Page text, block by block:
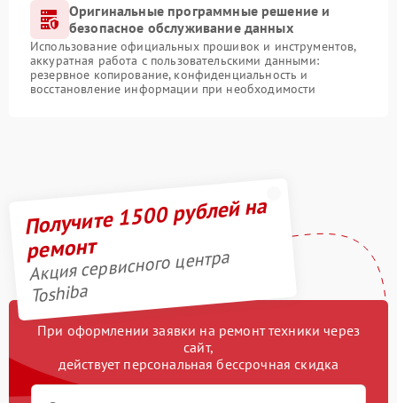
Оригинальные программные решение и
безопасное обслуживание данных
Использование официальных прошивок и инструментов,
аккуратная работа с пользовательскими данными:
резервное копирование, конфиденциальность и
восстановление информации при необходимости
Получите 1500 рублей на
ремонт
Акция сервисного центра
Toshiba
При оформлении заявки на ремонт техники через
сайт,
действует персональная бессрочная скидка